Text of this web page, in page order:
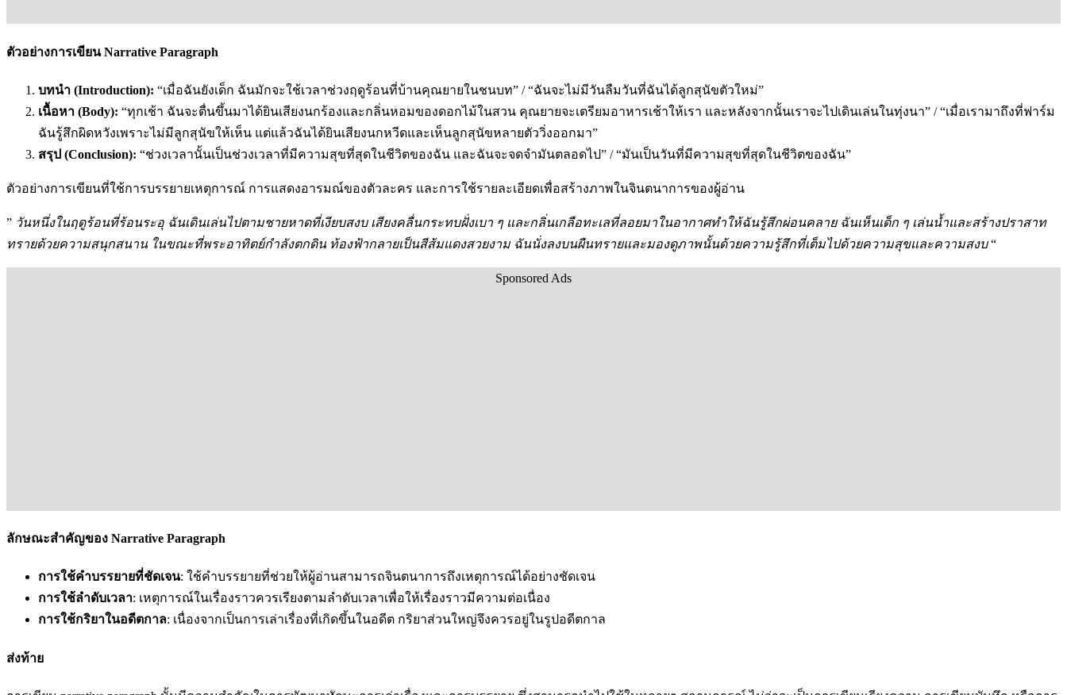
ตัวอย่างการเขียน Narrative Paragraph
บทนำ (Introduction): “เมื่อฉันยังเด็ก ฉันมักจะใช้เวลาช่วงฤดูร้อนที่บ้านคุณยายในชนบท” / “ฉันจะไม่มีวันลืมวันที่ฉันได้ลูกสุนัขตัวใหม่”
เนื้อหา (Body): “ทุกเช้า ฉันจะตื่นขึ้นมาได้ยินเสียงนกร้องและกลิ่นหอมของดอกไม้ในสวน คุณยายจะเตรียมอาหารเช้าให้เรา และหลังจากนั้นเราจะไปเดินเล่นในทุ่งนา” / “เมื่อเรามาถึงที่ฟาร์ม
ฉันรู้สึกผิดหวังเพราะไม่มีลูกสุนัขให้เห็น แต่แล้วฉันได้ยินเสียงนกหวีดและเห็นลูกสุนัขหลายตัววิ่งออกมา”
สรุป (Conclusion): “ช่วงเวลานั้นเป็นช่วงเวลาที่มีความสุขที่สุดในชีวิตของฉัน และฉันจะจดจำมันตลอดไป” / “มันเป็นวันที่มีความสุขที่สุดในชีวิตของฉัน”
ตัวอย่างการเขียนที่ใช้การบรรยายเหตุการณ์ การแสดงอารมณ์ของตัวละคร และการใช้รายละเอียดเพื่อสร้างภาพในจินตนาการของผู้อ่าน
” วันหนึ่งในฤดูร้อนที่ร้อนระอุ ฉันเดินเล่นไปตามชายหาดที่เงียบสงบ เสียงคลื่นกระทบฝั่งเบา ๆ และกลิ่นเกลือทะเลที่ลอยมาในอากาศทำให้ฉันรู้สึกผ่อนคลาย ฉันเห็นเด็ก ๆ เล่นน้ำและสร้างปราสาท
ทรายด้วยความสนุกสนาน ในขณะที่พระอาทิตย์กำลังตกดิน ท้องฟ้ากลายเป็นสีส้มแดงสวยงาม ฉันนั่งลงบนผืนทรายและมองดูภาพนั้นด้วยความรู้สึกที่เต็มไปด้วยความสุขและความสงบ“
Sponsored Ads
ลักษณะสำคัญของ Narrative Paragraph
การใช้คำบรรยายที่ชัดเจน: ใช้คำบรรยายที่ช่วยให้ผู้อ่านสามารถจินตนาการถึงเหตุการณ์ได้อย่างชัดเจน
การใช้ลำดับเวลา: เหตุการณ์ในเรื่องราวควรเรียงตามลำดับเวลาเพื่อให้เรื่องราวมีความต่อเนื่อง
การใช้กริยาในอดีตกาล: เนื่องจากเป็นการเล่าเรื่องที่เกิดขึ้นในอดีต กริยาส่วนใหญ่จึงควรอยู่ในรูปอดีตกาล
ส่งท้าย